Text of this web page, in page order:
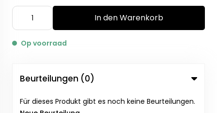
In den Warenkorb
Op voorraad
Beurteilungen (0)
Für dieses Produkt gibt es noch keine Beurteilungen.